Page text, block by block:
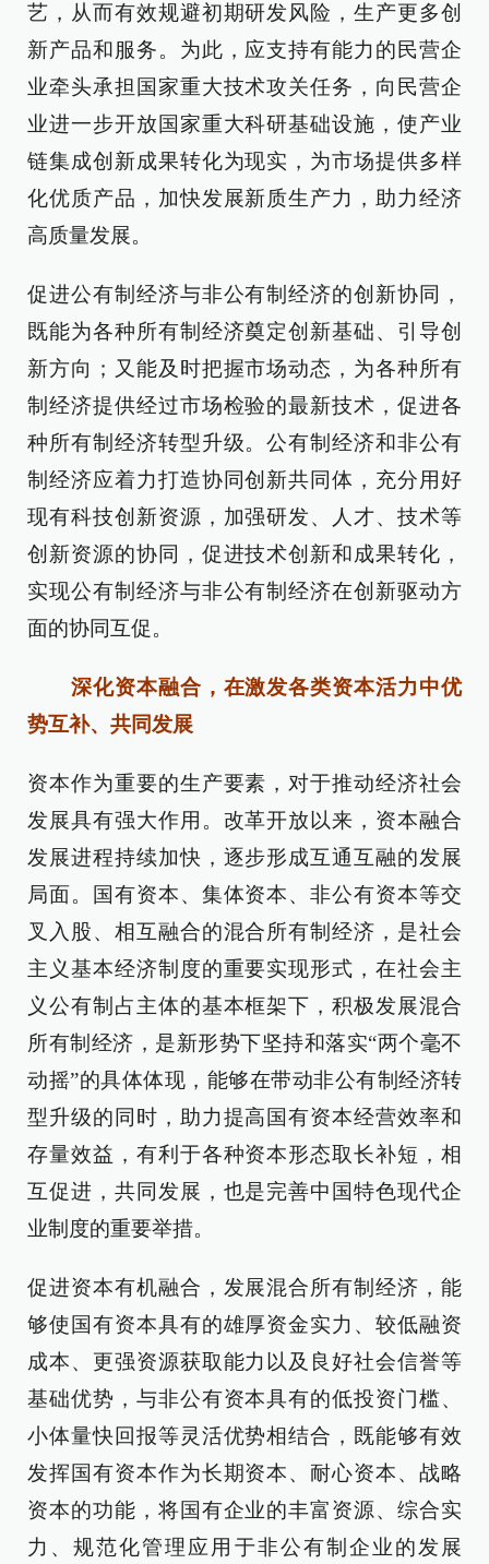
艺，从而有效规避初期研发风险，生产更多创
新产品和服务。为此，应支持有能力的民营企
业牵头承担国家重大技术攻关任务，向民营企
业进一步开放国家重大科研基础设施，使产业
链集成创新成果转化为现实，为市场提供多样
化优质产品，加快发展新质生产力，助力经济
高质量发展。
促进公有制经济与非公有制经济的创新协同，
既能为各种所有制经济奠定创新基础、引导创
新方向；又能及时把握市场动态，为各种所有
制经济提供经过市场检验的最新技术，促进各
种所有制经济转型升级。公有制经济和非公有
制经济应着力打造协同创新共同体，充分用好
现有科技创新资源，加强研发、人才、技术等
创新资源的协同，促进技术创新和成果转化，
实现公有制经济与非公有制经济在创新驱动方
面的协同互促。
深化资本融合，在激发各类资本活力中优
势互补、共同发展
资本作为重要的生产要素，对于推动经济社会
发展具有强大作用。改革开放以来，资本融合
发展进程持续加快，逐步形成互通互融的发展
局面。国有资本、集体资本、非公有资本等交
叉入股、相互融合的混合所有制经济，是社会
主义基本经济制度的重要实现形式，在社会主
义公有制占主体的基本框架下，积极发展混合
所有制经济，是新形势下坚持和落实“两个毫不
动摇”的具体体现，能够在带动非公有制经济转
型升级的同时，助力提高国有资本经营效率和
存量效益，有利于各种资本形态取长补短，相
互促进，共同发展，也是完善中国特色现代企
业制度的重要举措。
促进资本有机融合，发展混合所有制经济，能
够使国有资本具有的雄厚资金实力、较低融资
成本、更强资源获取能力以及良好社会信誉等
基础优势，与非公有资本具有的低投资门槛、
小体量快回报等灵活优势相结合，既能够有效
发挥国有资本作为长期资本、耐心资本、战略
资本的功能，将国有企业的丰富资源、综合实
力、规范化管理应用于非公有制企业的发展